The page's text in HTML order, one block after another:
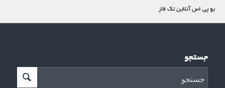
یو پی اس آنلاین تک فاز
جستجو